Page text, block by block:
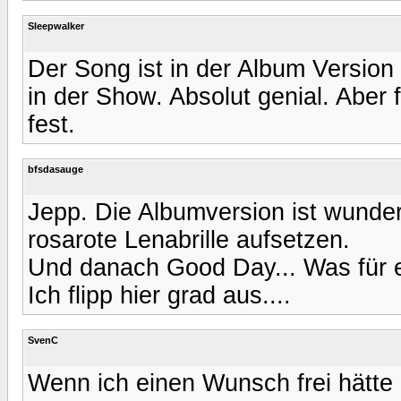
Sleepwalker
Der Song ist in der Album
in der Show. Absolut genial.
fest.
bfsdasauge
Jepp. Die Albumversion ist
rosarote Lenabrille aufsetzen.
Und danach Good Day... Was für
Ich flipp hier grad aus....
SvenC
Wenn ich einen Wunsch frei hätte